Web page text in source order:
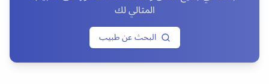
المثالي لك
البحث عن طبيب